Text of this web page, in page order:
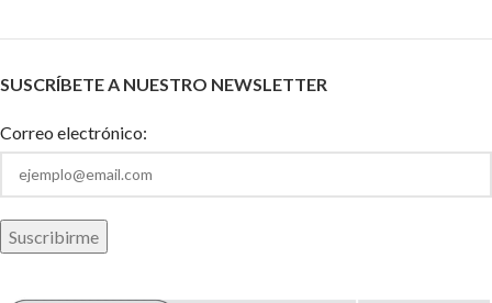
SUSCRÍBETE A NUESTRO NEWSLETTER
Correo electrónico: